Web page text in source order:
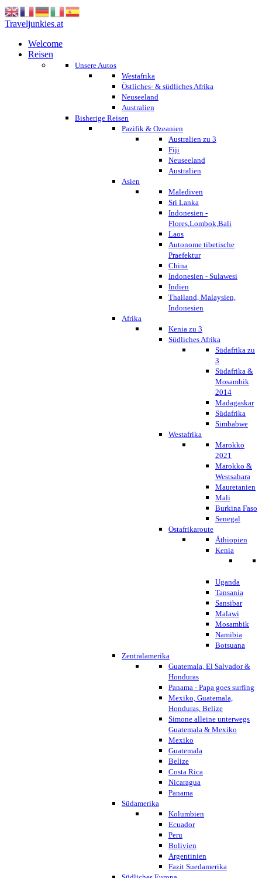
Traveljunkies.at
Welcome
Reisen
Unsere Autos
Westafrika
Östliches- & südliches Afrika
Neuseeland
Australien
Bisherige Reisen
Pazifik & Ozeanien
Australien zu 3
Fiji
Neuseeland
Australien
Asien
Malediven
Sri Lanka
Indonesien -
Flores,Lombok,Bali
Laos
Autonome tibetische
Praefektur
China
Indonesien - Sulawesi
Indien
Thailand, Malaysien,
Indonesien
Afrika
Kenia zu 3
Südliches Afrika
Südafrika zu
3
Südafrika &
Mosambik
2014
Madagaskar
Südafrika
Simbabwe
Westafrika
Marokko
2021
Marokko &
Westsahara
Mauretanien
Mali
Burkina Faso
Senegal
Ostafrikaroute
Äthiopien
Kenia
Uganda
Tansania
Sansibar
Malawi
Mosambik
Namibia
Botsuana
Zentralamerika
Guatemala, El Salvador &
Honduras
Panama - Papa goes surfing
Mexiko, Guatemala,
Honduras, Belize
Simone alleine unterwegs
Guatemala & Mexiko
Mexiko
Guatemala
Belize
Costa Rica
Nicaragua
Panama
Südamerika
Kolumbien
Ecuador
Peru
Bolivien
Argentinien
Fazit Suedamerika